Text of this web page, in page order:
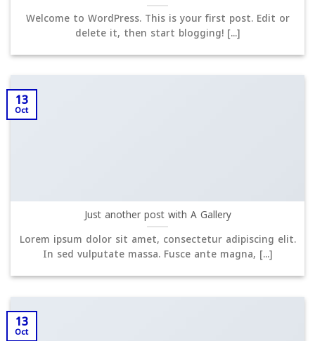
Welcome to WordPress. This is your first post. Edit or
delete it, then start blogging! [...]
Just another post with A Gallery
Lorem ipsum dolor sit amet, consectetur adipiscing elit.
In sed vulputate massa. Fusce ante magna, [...]
13
Oct
13
Oct